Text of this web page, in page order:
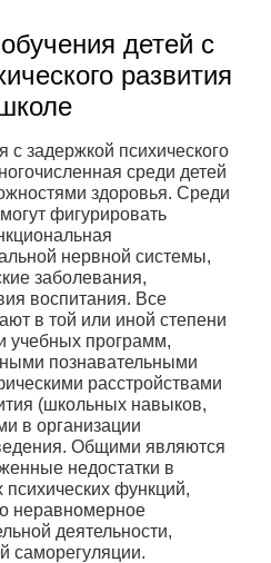
детей с
развития
с задержкой психического
среди детей
здоровья. Среди
фигурировать
нервной системы,
заболевания,
воспитания. Все
в той или иной степени
учебных программ,
познавательными
расстройствами
(школьных навыков,
в организации
Общими являются
недостатки в
функций,
неравномерное
деятельности,
саморегуляции.